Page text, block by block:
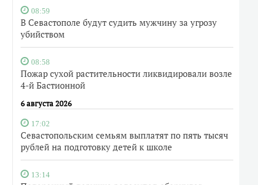
08:59
В Севастополе будут судить мужчину за угрозу
убийством
08:58
Пожар сухой растительности ликвидировали возле
4-й Бастионной
6 августа 2026
17:02
Севастопольским семьям выплатят по пять тысяч
рублей на подготовку детей к школе
13:14